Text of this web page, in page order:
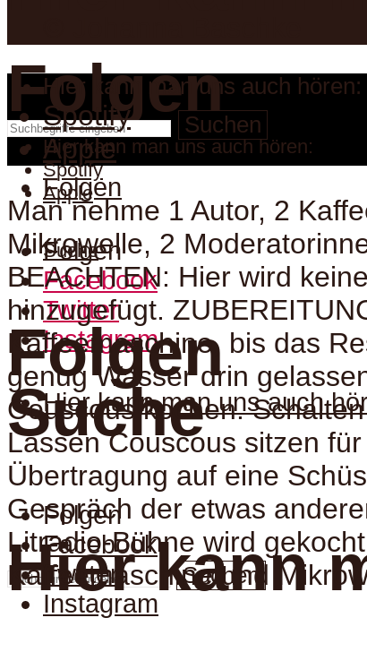
Hier kann man uns auch hören:
Spotify
Apple
Suche
Suche
Suchen
Folgen
Folgen
Facebook
Twitter
Instagram
Hier kann man uns auch
Hier kann
Suchen
Folgen
Folgen
Folgen
Facebook
Twitter
Instagram
Hier kann man uns auch hören:
Spotify
Apple
Man nehme 1 Autor, 2
Mikrowelle, 2
BEACHTEN: Hier wird
hinzugefügt.
Kaffeemaschine, bis das
genug Wasser drin
Couscous kochen.
Lassen Couscous sitzen
Übertragung auf eine
Gespräch der etwas
Litradio-Bühne wird
Kaffeemaschine und